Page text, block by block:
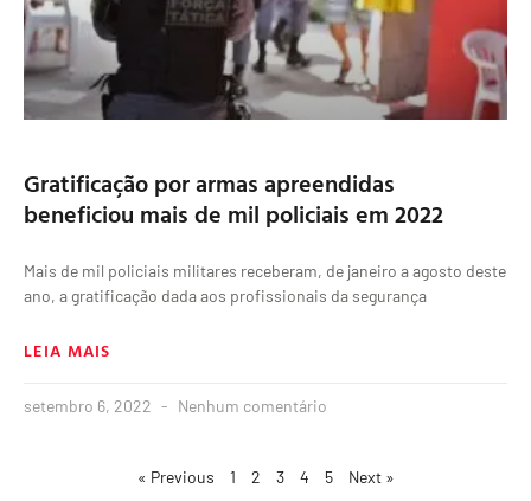
Gratificação por armas apreendidas
beneficiou mais de mil policiais em 2022
Mais de mil policiais militares receberam, de janeiro a agosto deste
ano, a gratificação dada aos profissionais da segurança
LEIA MAIS
setembro 6, 2022 Nenhum comentário
« Previous 1 2 3 4 5 Next »